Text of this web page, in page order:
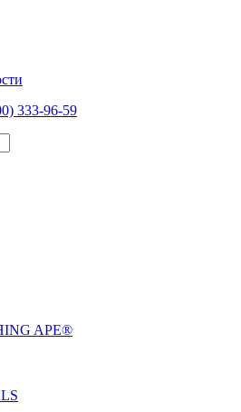
333-96-59
APE®